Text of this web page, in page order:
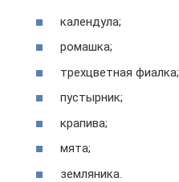
календула;
ромашка;
трехцветная фиалка;
пустырник;
крапива;
мята;
земляника.